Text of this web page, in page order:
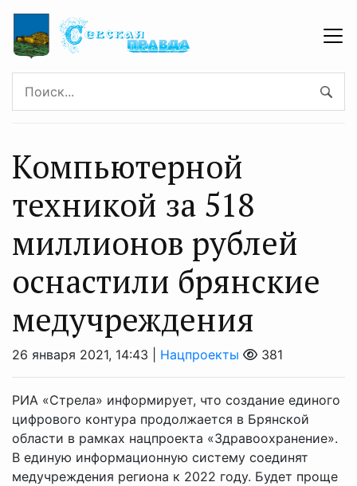
Компьютерной
техникой за 518
миллионов рублей
оснастили брянские
медучреждения
26 января 2021, 14:43 | Нацпроекты 381
РИА «Стрела» информирует, что создание единого
цифрового контура продолжается в Брянской
области в рамках нацпроекта «Здравоохранение».
В единую информационную систему соединят
медучреждения региона к 2022 году. Будет проще